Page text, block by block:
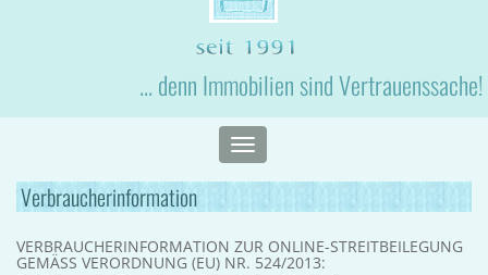
... denn Immobilien sind Vertrauenssache!
Toggle
navigation
Verbraucherinformation
VERBRAUCHERINFORMATION ZUR ONLINE-STREITBEILEGUNG
GEMÄSS VERORDNUNG (EU) NR. 524/2013: